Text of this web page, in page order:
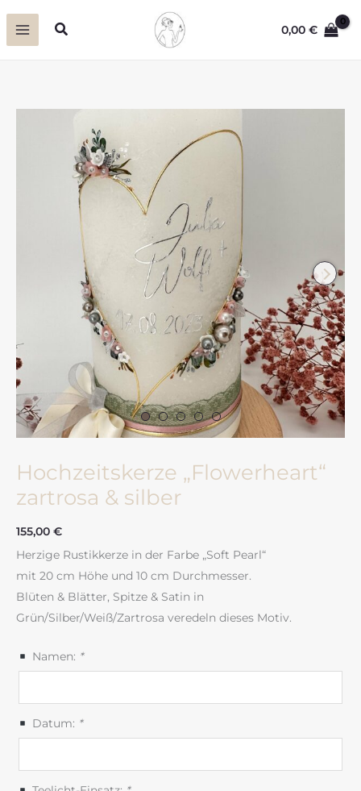
Inhalt
Suchen 0,00€
Hochzeitskerze „Flowerheart“
zartrosa & silber
155,00 €
Herzige Rustikkerze in der Farbe „Soft Pearl“
mit 20 cm Höhe und 10 cm Durchmesser.
Blüten & Blätter, Spitze & Satin in
Grün/Silber/Weiß/Zartrosa veredeln dieses Motiv.
Namen: *
Datum: *